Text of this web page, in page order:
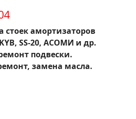
стоек амортизаторов
KYB, SS-20, АСОМИ и др.
подвески.
замена масла.